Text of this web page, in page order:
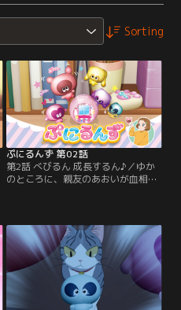
Sorting
ぷにるんず 第02話
第2話 べびるん 成長するん♪／ゆか
のところに、親友のあおいが血相を
に相談に来たらしい。お風呂やごは
ん、ぷっきんぐなど、あおいにぷに
るんずのお世話の仕方を教えるゆか
とあいるん。すると、べびるんは、
『きいるん』へと成長した。